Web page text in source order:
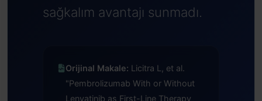
sağkalım avantajı sunmadı.
Orijinal Makale: Licitra L, et al.
"Pembrolizumab With or Without
Lenvatinib as First-Line Therapy